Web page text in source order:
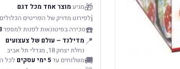
🎁מגיע מוצר אחד מכל דגם
ℹ️לפירוט מדויק של הפריטים
☎️מכירה בסיטונאות לפנות למספר
📍 מדילנד – עולם של צעצועים
נחלת יצחק 18, מגדלי תל אביב
🚚משלוחים עד5 ימי עסקים לכל